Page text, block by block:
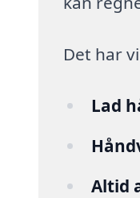
Det har
Lad
Altid